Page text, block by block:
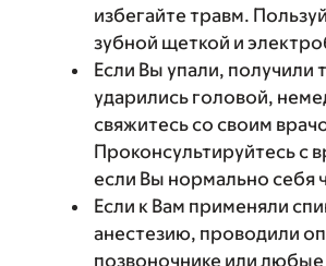
избегайте травм.
зубной щеткой и
Если Вы упали, получили
ударились головой,
свяжитесь со своим
Проконсультируйтесь с
если Вы нормально себя
Если к Вам применяли
анестезию, проводили
позвоночнике или